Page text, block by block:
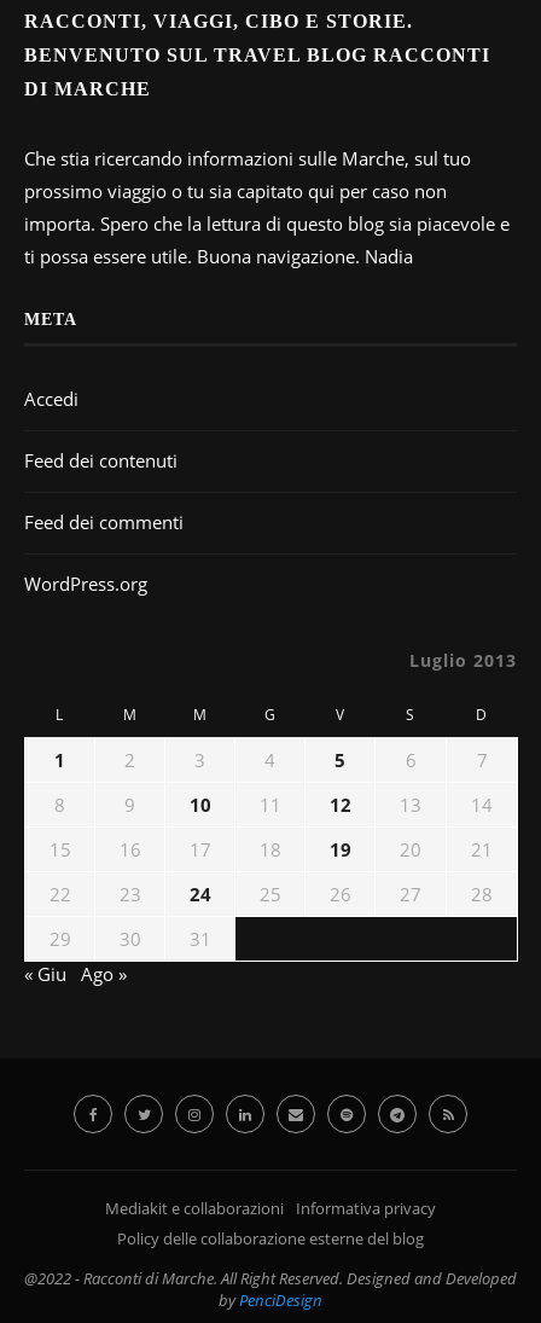
RACCONTI, VIAGGI, CIBO E STORIE.
BENVENUTO SUL TRAVEL BLOG RACCONTI
DI MARCHE
Che stia ricercando informazioni sulle Marche, sul tuo
prossimo viaggio o tu sia capitato qui per caso non
importa. Spero che la lettura di questo blog sia piacevole e
ti possa essere utile. Buona navigazione. Nadia
META
Accedi
Feed dei contenuti
Feed dei commenti
WordPress.org
Luglio 2013
L M M G V S D
1 2 3 4 5 6
7
8
9 10 11 12 13
14
15
16 17 18 19 20
21
22
23 24 25 26 27
28
29
30
31
« Giu
Ago »
Mediakit e collaborazioni
Informativa privacy
Policy delle collaborazione esterne del blog
@2022 - Racconti di Marche. All Right Reserved. Designed and Developed
byPenciDesign